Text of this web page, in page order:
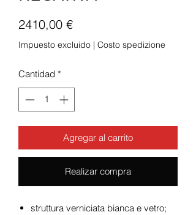
2410,00 €Precio
Impuesto excluido | Costo spedizione
Cantidad *
Agregar al carrito
Realizar compra
struttura verniciata bianca e vetro;